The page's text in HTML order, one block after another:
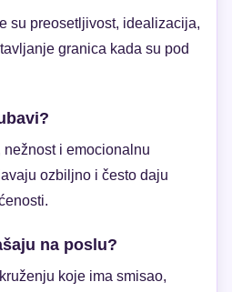
su preosetljivost, idealizacija,
granica kada su pod
i emocionalnu
ozbiljno i često daju
na poslu?
koje ima smisao,